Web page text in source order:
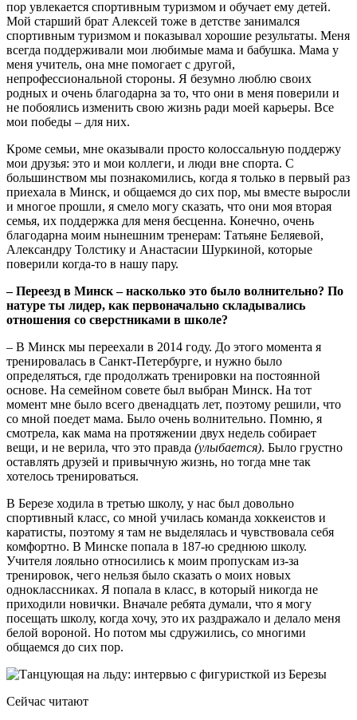
пор увлекается спортивным туризмом и обучает ему детей.
Мой старший брат Алексей тоже в детстве занимался
спортивным туризмом и показывал хорошие результаты. Меня
всегда поддерживали мои любимые мама и бабушка. Мама у
меня учитель, она мне помогает с другой,
непрофессиональной стороны. Я безумно люблю своих
родных и очень благодарна за то, что они в меня поверили и
не побоялись изменить свою жизнь ради моей карьеры. Все
мои победы – для них.
Кроме семьи, мне оказывали просто колоссальную поддержу
мои друзья: это и мои коллеги, и люди вне спорта. С
большинством мы познакомились, когда я только в первый раз
приехала в Минск, и общаемся до сих пор, мы вместе выросли
и многое прошли, я смело могу сказать, что они моя вторая
семья, их поддержка для меня бесценна. Конечно, очень
благодарна моим нынешним тренерам: Татьяне Беляевой,
Александру Толстику и Анастасии Шуркиной, которые
поверили когда-то в нашу пару.
– Переезд в Минск – насколько это было волнительно? По
натуре ты лидер, как первоначально складывались
отношения со сверстниками в школе?
– В Минск мы переехали в 2014 году. До этого момента я
тренировалась в Санкт-Петербурге, и нужно было
определяться, где продолжать тренировки на постоянной
основе. На семейном совете был выбран Минск. На тот
момент мне было всего двенадцать лет, поэтому решили, что
со мной поедет мама. Было очень волнительно. Помню, я
смотрела, как мама на протяжении двух недель собирает
вещи, и не верила, что это правда (улыбается). Было грустно
оставлять друзей и привычную жизнь, но тогда мне так
хотелось тренироваться.
В Березе ходила в третью школу, у нас был довольно
спортивный класс, со мной училась команда хоккеистов и
каратисты, поэтому я там не выделялась и чувствовала себя
комфортно. В Минске попала в 187-ю среднюю школу.
Учителя лояльно относились к моим пропускам из-за
тренировок, чего нельзя было сказать о моих новых
одноклассниках. Я попала в класс, в который никогда не
приходили новички. Вначале ребята думали, что я могу
посещать школу, когда хочу, это их раздражало и делало меня
белой вороной. Но потом мы сдружились, со многими
общаемся до сих пор.
Сейчас читают